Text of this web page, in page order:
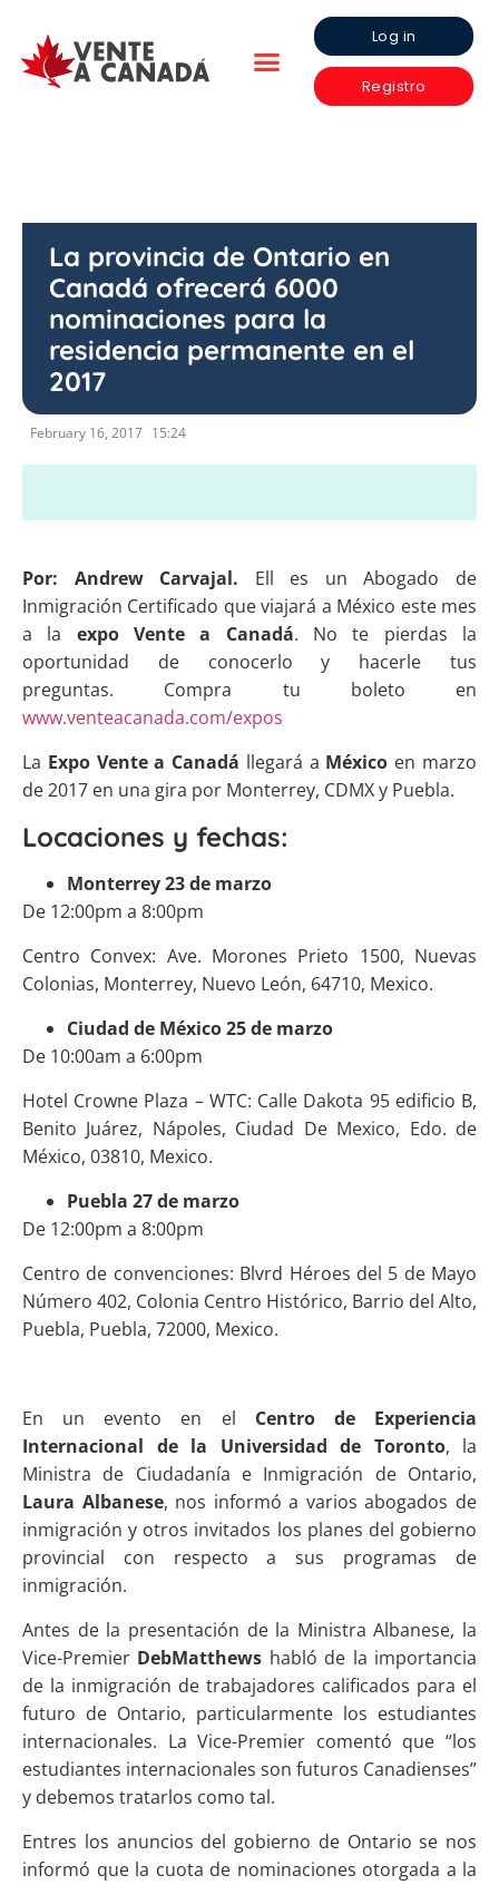
Log in
Registro
La provincia de Ontario en
Canadá ofrecerá 6000
nominaciones para la
residencia permanente en el
2017
February 16, 2017 15:24
Por: Andrew Carvajal. Ell es un Abogado de
Inmigración Certificado que viajará a México este mes
a la expo Vente a Canadá. No te pierdas la
oportunidad de conocerlo y hacerle tus
preguntas. Compra tu boleto en
www.venteacanada.com/expos
La Expo Vente a Canadá llegará a México en marzo
de 2017 en una gira por Monterrey, CDMX y Puebla.
Locaciones y fechas:
Monterrey 23 de marzo
De 12:00pm a 8:00pm
Centro Convex: Ave. Morones Prieto 1500, Nuevas
Colonias, Monterrey, Nuevo León, 64710, Mexico.
Ciudad de México 25 de marzo
De 10:00am a 6:00pm
Hotel Crowne Plaza – WTC: Calle Dakota 95 edificio B,
Benito Juárez, Nápoles, Ciudad De Mexico, Edo. de
México, 03810, Mexico.
Puebla 27 de marzo
De 12:00pm a 8:00pm
Centro de convenciones: Blvrd Héroes del 5 de Mayo
Número 402, Colonia Centro Histórico, Barrio del Alto,
Puebla, Puebla, 72000, Mexico.
En un evento en el Centro de Experiencia
Internacional de la Universidad de Toronto, la
Ministra de Ciudadanía e Inmigración de Ontario,
Laura Albanese, nos informó a varios abogados de
inmigración y otros invitados los planes del gobierno
provincial con respecto a sus programas de
inmigración.
Antes de la presentación de la Ministra Albanese, la
Vice-Premier DebMatthews habló de la importancia
de la inmigración de trabajadores calificados para el
futuro de Ontario, particularmente los estudiantes
internacionales. La Vice-Premier comentó que “los
estudiantes internacionales son futuros Canadienses”
y debemos tratarlos como tal.
Entres los anuncios del gobierno de Ontario se nos
informó que la cuota de nominaciones otorgada a la